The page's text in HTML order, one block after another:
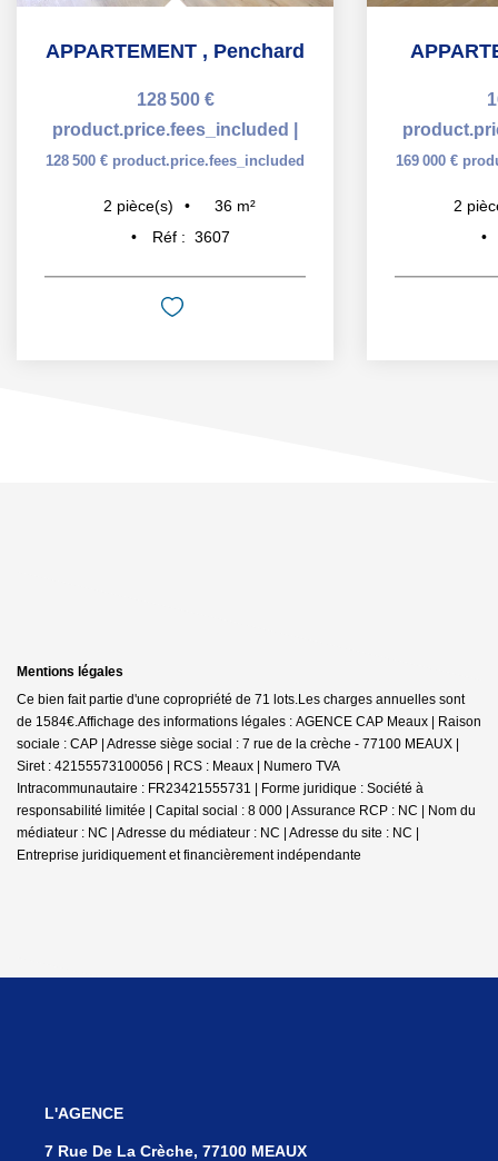
APPARTEMENT , Penchard
128 500 €
product.price.fees_included
128 500 € product.price.fees_included
2 pièce(s) 36 m²
Réf : 3607
169 000 €
2
Mentions légales
Ce bien fait partie d'une copropriété de 71 lots.Les charges annuelles sont
de 1584€.Affichage des informations légales : AGENCE CAP Meaux | Raison
sociale : CAP | Adresse siège social : 7 rue de la crèche - 77100 MEAUX |
Siret : 42155573100056 | RCS : Meaux | Numero TVA
Intracommunautaire : FR23421555731 | Forme juridique : Société à
responsabilité limitée | Capital social : 8 000 | Assurance RCP : NC | Nom du
médiateur : NC | Adresse du médiateur : NC | Adresse du site : NC |
Entreprise juridiquement et financièrement indépendante
L'AGENCE
7 Rue De La Crèche, 77100 MEAUX